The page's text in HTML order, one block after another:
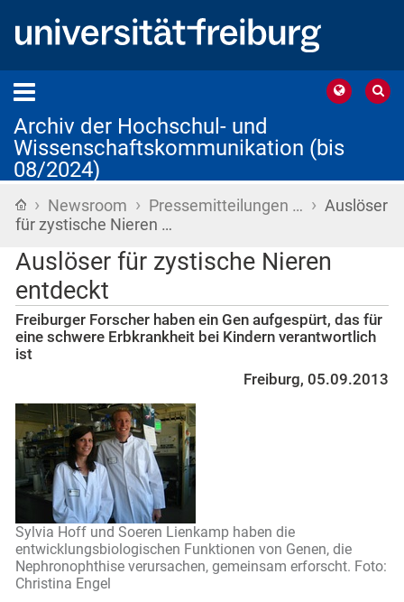
Archiv der Hochschul- und
Wissenschaftskommunikation (bis
08/2024)
Startseite
› Newsroom › Pressemitteilungen … › Auslöser
für zystische Nieren …
Auslöser für zystische Nieren
entdeckt
Freiburger Forscher haben ein Gen aufgespürt, das für
eine schwere Erbkrankheit bei Kindern verantwortlich
ist
Freiburg, 05.09.2013
Sylvia Hoff und Soeren Lienkamp haben die
entwicklungsbiologischen Funktionen von Genen, die
Nephronophthise verursachen, gemeinsam erforscht. Foto:
Christina Engel